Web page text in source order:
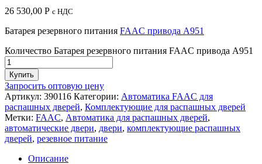
26 530,00 Р с НДС
Батарея резервного питания FAAC привода А951
Количество Батарея резервного питания FAAC привода А951
Купить
Запросить оптовую цену
Артикул: 390116 Категории: Автоматика FAAC для
распашных дверей, Комплектующие для распашных дверей
Метки: FAAC, Автоматика для распашных дверей,
автоматические двери, двери, комплектующие распашных
дверей, резевное питание
Описание